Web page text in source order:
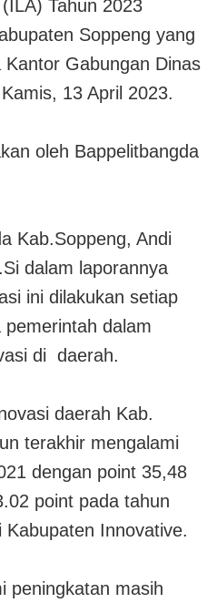
Tahun 2023
Soppeng yang
Kantor Gabungan Dinas
13 April 2023.
oleh Bappelitbangda
Kab.Soppeng, Andi
dalam laporannya
ini dilakukan setiap
dalam
di daerah.
daerah Kab.
terakhir mengalami
dengan point 35,48
point pada tahun
Innovative.
peningkatan masih